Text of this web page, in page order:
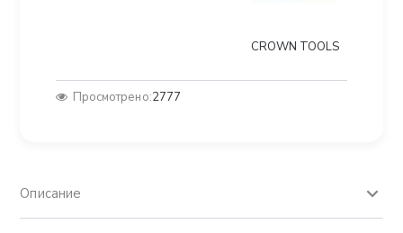
CROWN TOOLS
Просмотрено:2777
Описание